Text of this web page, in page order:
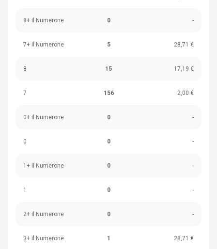
8+ il Numerone 0 -
7+ il Numerone 5 28,71 €
8 15 17,19 €
7 156 2,00 €
0+ il Numerone 0 -
0 0 -
1+ il Numerone 0 -
1 0 -
2+ il Numerone 0 -
3+ il Numerone 1 28,71 €